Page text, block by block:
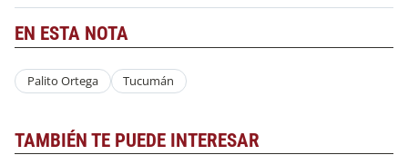
EN ESTA NOTA
Palito Ortega Tucumán
TAMBIÉN TE PUEDE INTERESAR